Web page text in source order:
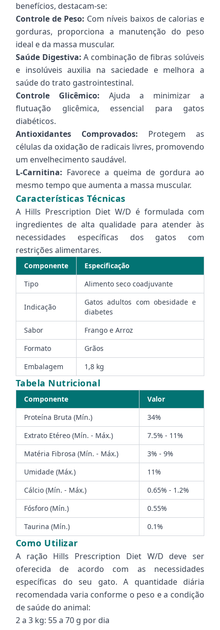
benefícios, destacam-se:
Controle de Peso: Com níveis baixos de calorias e
gorduras, proporciona a manutenção do peso
ideal e da massa muscular.
Saúde Digestiva: A combinação de fibras solúveis
e insolúveis auxilia na saciedade e melhora a
saúde do trato gastrointestinal.
Controle Glicêmico: Ajuda a minimizar a
flutuação glicêmica, essencial para gatos
diabéticos.
Antioxidantes Comprovados: Protegem as
células da oxidação de radicais livres, promovendo
um envelhecimento saudável.
L-Carnitina: Favorece a queima de gordura ao
mesmo tempo que aumenta a massa muscular.
Características Técnicas
A Hills Prescription Diet W/D é formulada com
ingredientes de alta qualidade para atender às
necessidades específicas dos gatos com
restrições alimentares.
Componente
Especificação
Tipo
Alimento seco coadjuvante
Indicação
Gatos adultos com obesidade e
diabetes
Sabor
Frango e Arroz
Formato
Grãos
Embalagem
1,8 kg
Tabela Nutricional
Componente
Valor
Proteína Bruta (Mín.)
34%
Extrato Etéreo (Mín. - Máx.)
7.5% - 11%
Matéria Fibrosa (Mín. - Máx.)
3% - 9%
Umidade (Máx.)
11%
Cálcio (Mín. - Máx.)
0.65% - 1.2%
Fósforo (Mín.)
0.55%
Taurina (Mín.)
0.1%
Como Utilizar
A ração Hills Prescription Diet W/D deve ser
oferecida de acordo com as necessidades
específicas do seu gato. A quantidade diária
recomendada varia conforme o peso e a condição
de saúde do animal:
2 a 3 kg: 55 a 70 g por dia